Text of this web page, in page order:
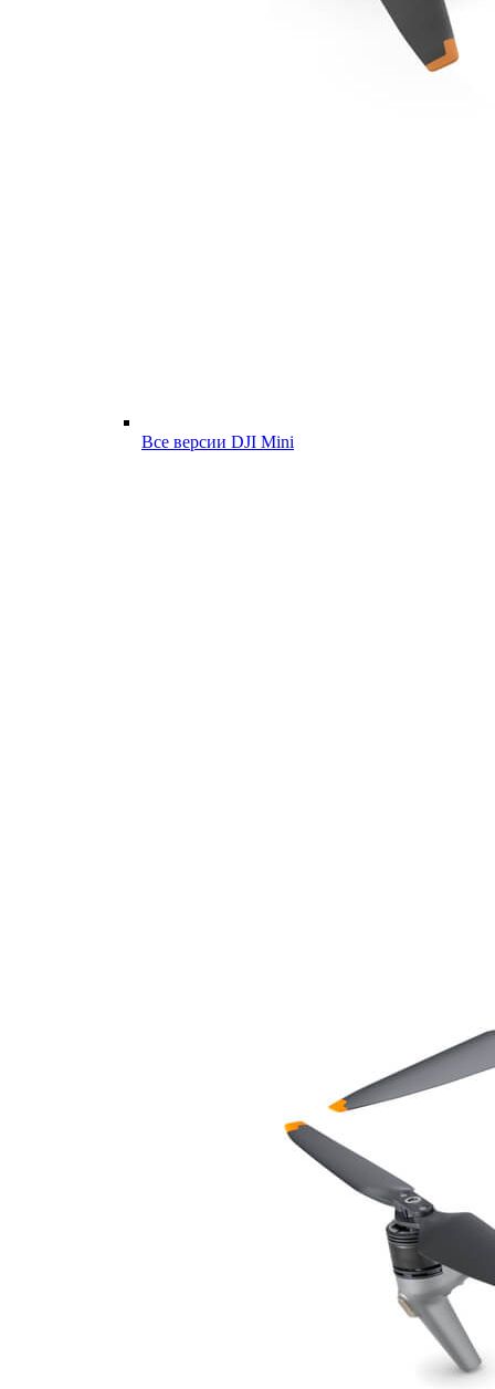
Все версии DJI Mini